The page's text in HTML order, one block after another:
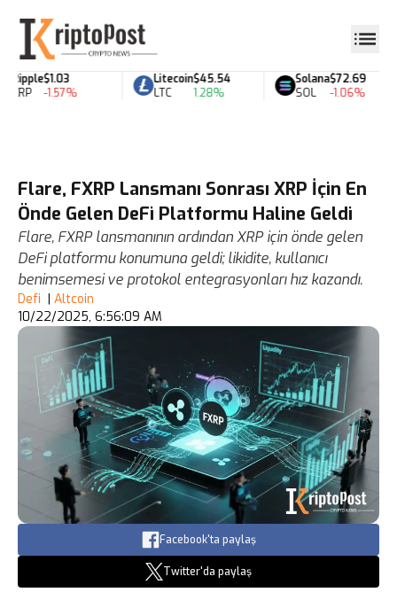
Ripple
XRP
$1.03
-1.57%
Litecoin
LTC
$45.54
1.28%
Solana
SOL
$72.69
-1.06%
Flare, FXRP Lansmanı Sonrası XRP İçin En
Önde Gelen DeFi Platformu Haline Geldi
Flare, FXRP lansmanının ardından XRP için önde gelen
DeFi platformu konumuna geldi; likidite, kullanıcı
benimsemesi ve protokol entegrasyonları hız kazandı.
Defi | Altcoin
10/22/2025, 6:56:09 AM
Facebook'ta paylaş
Twitter'da paylaş